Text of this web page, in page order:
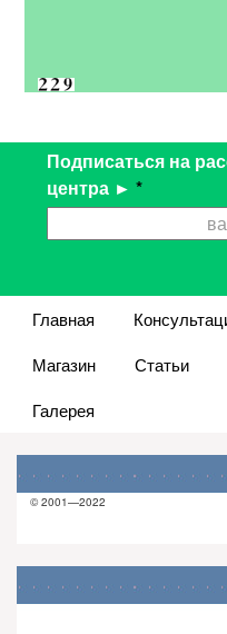
Подписаться на
центра ► *
Главная
Магазин
Статьи
Галерея
© 2001—2022